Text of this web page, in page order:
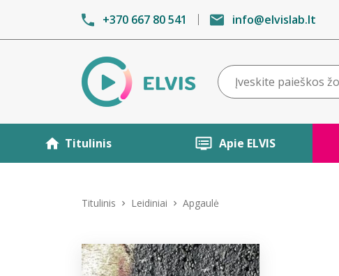
+370 667 80 541 info@elvislab.lt
Titulinis Apie ELVIS
Titulinis Leidiniai Apgaulė